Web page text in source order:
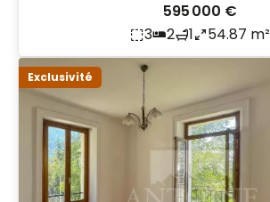
595 000 €
3
2 1 54.87 m²
Exclusivité